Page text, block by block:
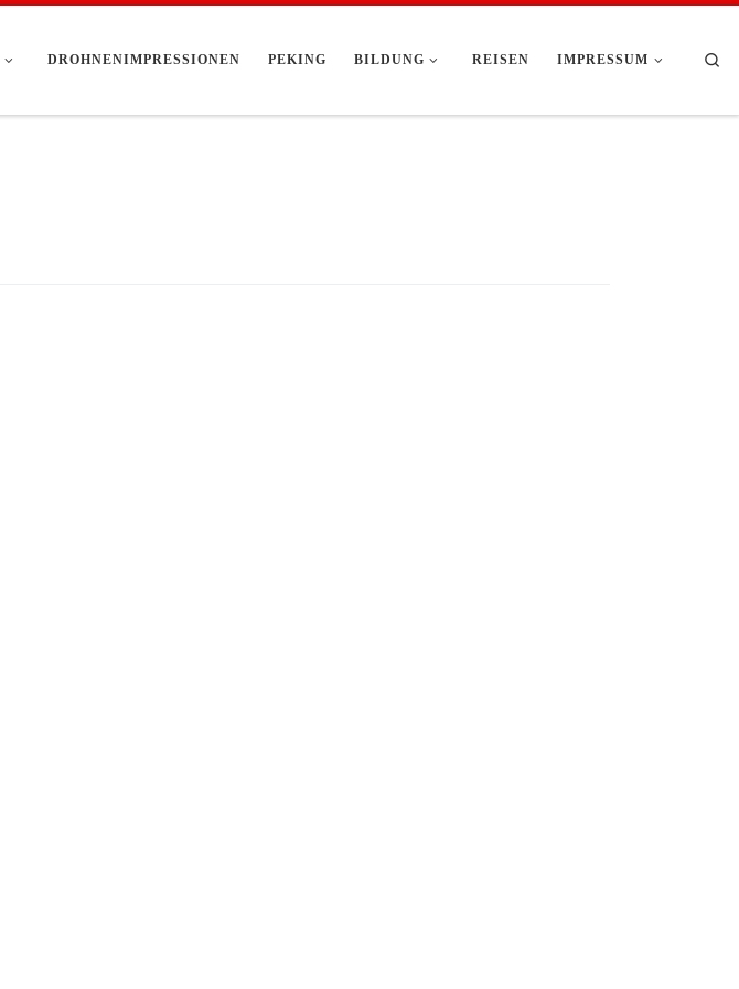
DROHNENIMPRESSIONEN PEKING BILDUNG REISEN IMPRESSUM